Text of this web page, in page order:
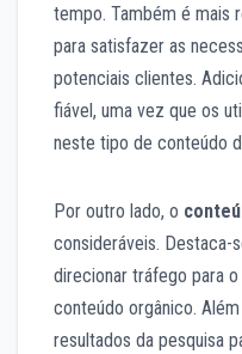
tempo. Também é mais
para satisfazer as
potenciais clientes.
fiável, uma vez que os
neste tipo de conteúdo
Por outro lado, o
consideráveis. Destaca-
direcionar tráfego para
conteúdo orgânico.
resultados da pesquisa